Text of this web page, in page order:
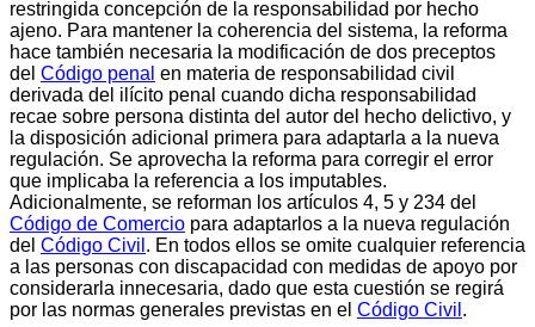
restringida concepción de la responsabilidad por hecho
ajeno. Para mantener la coherencia del sistema, la reforma
hace también necesaria la modificación de dos preceptos
del Código penal en materia de responsabilidad civil
derivada del ilícito penal cuando dicha responsabilidad
recae sobre persona distinta del autor del hecho delictivo, y
la disposición adicional primera para adaptarla a la nueva
regulación. Se aprovecha la reforma para corregir el error
que implicaba la referencia a los imputables.
Adicionalmente, se reforman los artículos 4, 5 y 234 del
Código de Comercio para adaptarlos a la nueva regulación
del Código Civil . En todos ellos se omite cualquier referencia
a las personas con discapacidad con medidas de apoyo por
considerarla innecesaria, dado que esta cuestión se regirá
por las normas generales previstas en el Código Civil .